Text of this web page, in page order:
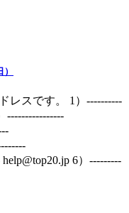
レスです。 1）----------
----------------
6）---------